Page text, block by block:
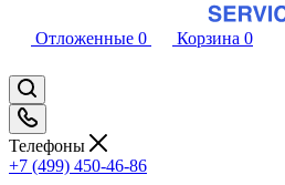
Отложенные 0 Корзина 0
Телефоны
+7 (499) 450-46-86